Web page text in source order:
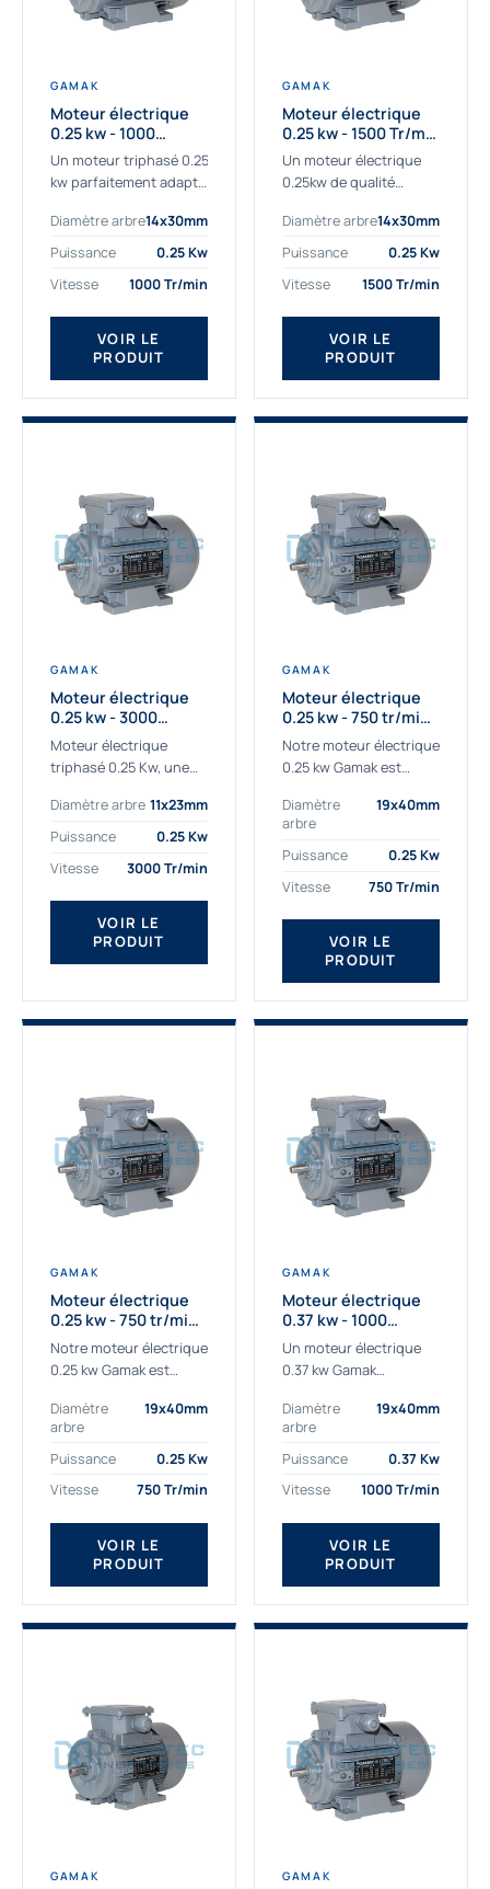
GAMAK
Moteur électrique
0.25 kw - 1000
Tr/min - 230/400V -
IE2
Un moteur triphasé 0.25
kw parfaitement adapté
sévères. Notre
important stock de
permet de livrer
rapidement tous types
de moteurs.
Ce moteur...
Diamètre arbre14x30mm
Puissance
0.25 Kw
Vitesse
1000 Tr/min
VOIR LE
PRODUIT
GAMAK
Moteur électrique
0.25 kw - 1500 Tr/min
- 230/400V - IE2
Un moteur électrique
0.25kw de qualité
professionnels. Notre
gamme de moteurs
sélectionné pour la très
haute...
Diamètre arbre14x30mm
Puissance
0.25 Kw
Vitesse
1500 Tr/min
VOIR LE
PRODUIT
GAMAK
Moteur électrique
0.25 kw - 3000
Tr/min - 230/400V -
IE2
Moteur électrique
triphasé 0.25 Kw, une
adaptée à tous types
de machines.
triphasé 0.25 Kw Gamak
à haut rendement...
Diamètre arbre 11x23mm
Puissance
0.25 Kw
Vitesse
3000 Tr/min
VOIR LE
PRODUIT
GAMAK
Moteur électrique
0.25 kw - 750 tr/min -
230/400V - IE2
Notre moteur électrique
0.25 kw Gamak est
aux applications
sévères. Nous
déterminons,
fournissons
des moteurs
asynchrones depuis de
nombreuses années....
Diamètre
arbre
19x40mm
Puissance
0.25 Kw
Vitesse
750 Tr/min
VOIR LE
PRODUIT
GAMAK
Moteur électrique
0.25 kw - 750 tr/min -
230/400V - IE3
Notre moteur électrique
0.25 kw Gamak est
aux applications
sévères. Nous
déterminons,
fournissons
des moteurs
asynchrones depuis de
nombreuses années....
Diamètre
arbre
19x40mm
Puissance
0.25 Kw
Vitesse
750 Tr/min
VOIR LE
PRODUIT
GAMAK
Moteur électrique
0.37 kw - 1000
Tr/min - 230/400V -
IE2
Un moteur électrique
0.37 kw Gamak
aux applications
industrielles.
Commander un moteur
Gamak c’est choisir un
produit de très haute
qualité....
Diamètre
arbre
19x40mm
Puissance
0.37 Kw
Vitesse
1000 Tr/min
VOIR LE
PRODUIT
GAMAK GAMAK